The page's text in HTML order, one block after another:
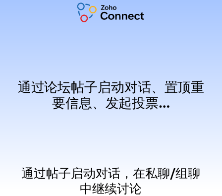
通过论坛帖子启动对话、置顶重
要信息、发起投票…
通过帖子启动对话，在私聊/组聊
中继续讨论